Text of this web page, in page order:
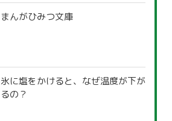
まんがひみつ文庫
氷に塩をかけると、なぜ温度が下が
るの？